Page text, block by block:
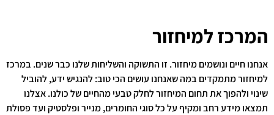
המרכז למיחזור
אנחנו חיים ונושמים מיחזור. זו התשוקה והשליחות שלנו כבר שנים. במרכז
למיחזור מתמקדים במה שאנחנו עושים הכי טוב: להנגיש ידע, להוביל
שינוי ולהפוך את תחום המיחזור לחלק טבעי מהחיים של כולנו. אצלנו
תמצאו מידע רחב ומקיף על כל סוגי החומרים, מנייר ופלסטיק ועד פסולת